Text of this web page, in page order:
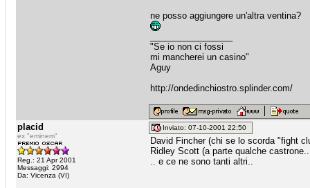
ne posso aggiungere un'altra ventina?
"Se io non ci fossi
mi mancherei un casino"
Aguy
http://ondedinchiostro.splinder.com/
placid
ex "eminem"
Reg.: 21 Apr 2001
Messaggi: 2994
Da: Vicenza (VI)
Inviato: 07-10-2001 22:50
David Fincher (chi se lo scorda "fight
Ridley Scott (a parte qualche
.. e ce ne sono tanti altri..